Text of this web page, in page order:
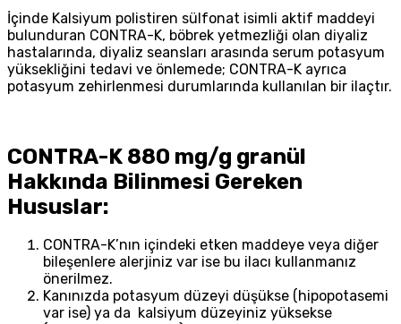
İçinde Kalsiyum polistiren sülfonat isimli aktif maddeyi
bulunduran CONTRA-K, böbrek yetmezliği olan diyaliz
hastalarında, diyaliz seansları arasında serum potasyum
yüksekliğini tedavi ve önlemede; CONTRA-K ayrıca
potasyum zehirlenmesi durumlarında kullanılan bir ilaçtır.
CONTRA-K 880 mg/g granül
Hakkında Bilinmesi Gereken
Hususlar:
CONTRA-K’nın içindeki etken maddeye veya diğer
bileşenlere alerjiniz var ise bu ilacı kullanmanız
önerilmez.
Kanınızda potasyum düzeyi düşükse (hipopotasemi
var ise) ya da kalsiyum düzeyiniz yüksekse